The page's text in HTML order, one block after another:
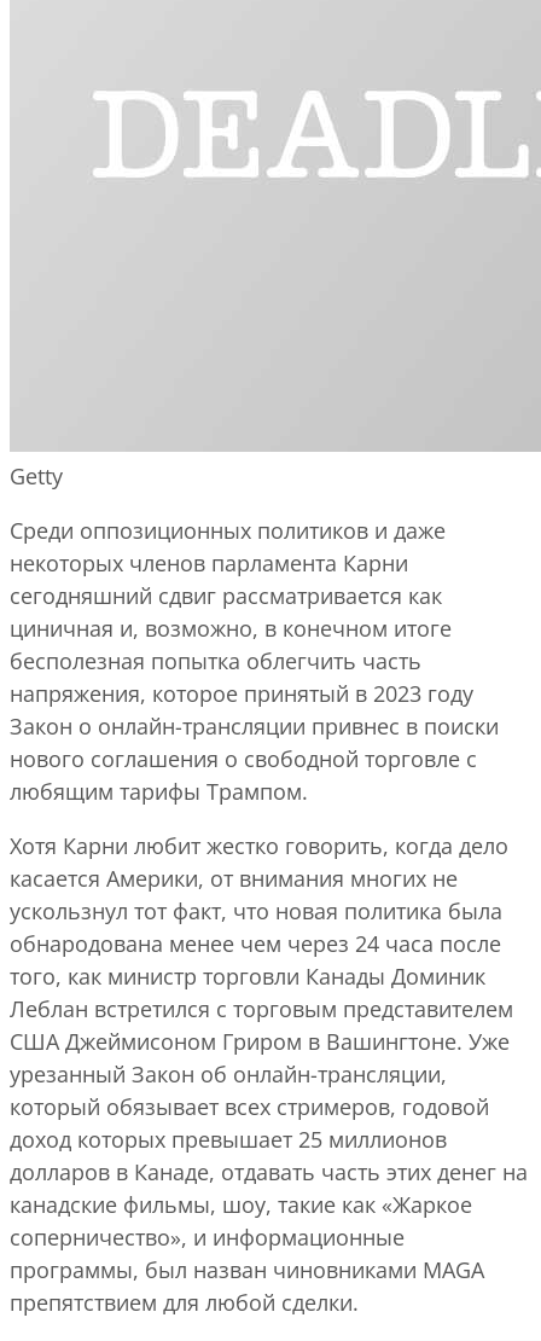
Getty
Среди оппозиционных политиков и даже
некоторых членов парламента Карни
сегодняшний сдвиг рассматривается как
циничная и, возможно, в конечном итоге
бесполезная попытка облегчить часть
напряжения, которое принятый в 2023 году
Закон о онлайн-трансляции привнес в поиски
нового соглашения о свободной торговле с
любящим тарифы Трампом.
Хотя Карни любит жестко говорить, когда дело
касается Америки, от внимания многих не
ускользнул тот факт, что новая политика была
обнародована менее чем через 24 часа после
того, как министр торговли Канады Доминик
Леблан встретился с торговым представителем
США Джеймисоном Гриром в Вашингтоне. Уже
урезанный Закон об онлайн-трансляции,
который обязывает всех стримеров, годовой
доход которых превышает 25 миллионов
долларов в Канаде, отдавать часть этих денег на
канадские фильмы, шоу, такие как «Жаркое
соперничество», и информационные
программы, был назван чиновниками MAGA
препятствием для любой сделки.